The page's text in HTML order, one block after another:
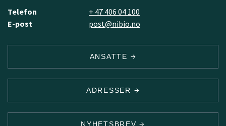
Telefon
+ 47 406 04 100
E-post
post@nibio.no
ANSATTE
ADRESSER
NYHETSBREV